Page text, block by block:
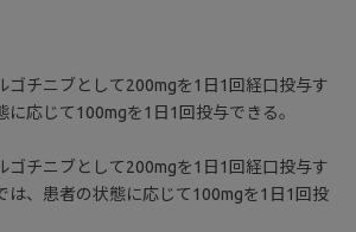
ゴチニブとして200mgを1日1回経口投与す
に応じて100mgを1日1回投与できる。
ゴチニブとして200mgを1日1回経口投与す
は、患者の状態に応じて100mgを1日1回投